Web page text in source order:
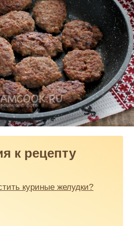
к рецепту
куриные желудки?